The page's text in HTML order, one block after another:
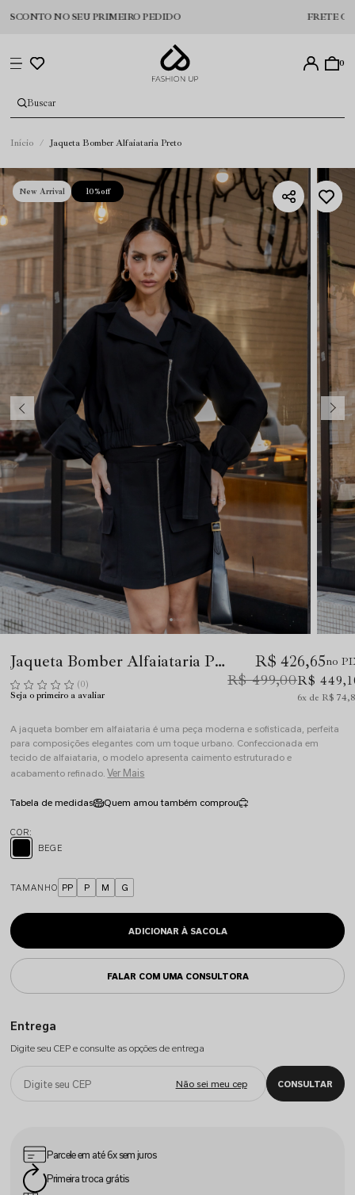
NO SEU PRIMEIRO PEDIDO FRETE GRÁTIS
0
Início Jaqueta Bomber Alfaiataria Preto
New Arrival 10%off
Jaqueta Bomber Alfaiataria Preto
(0)
Seja o primeiro a avaliar
R$ 426,65no
R$ 499,00R$
6x R$
A jaqueta bomber em alfaiataria é uma peça moderna e sofisticada, perfeita
para composições elegantes com um toque urbano. Confeccionada em
tecido de alfaiataria, o modelo apresenta caimento estruturado e
acabamento refinado. Ver Mais
Tabela de medidas Quem amou também comprou
BEGE
TAMANHO PP P M G
Parcele em até6x sem juros
Primeira troca grátis